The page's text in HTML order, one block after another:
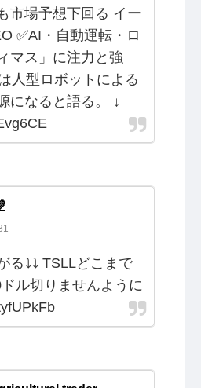
市場予想下回る イー
✅AI・自動運転・ロ
マス」に注力と強
人型ロボットによる
になると語る。 ↓
る⤵︎⤵︎ TSLLどこまで
ル切りませんように